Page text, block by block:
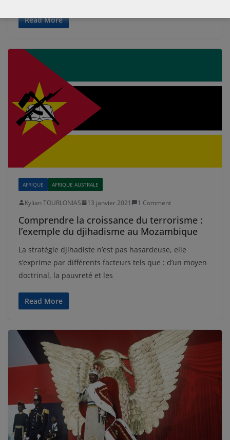
Read More
AFRIQUE AFRIQUE AUSTRALE
Kylian TOURLONIAS 13 janvier 2021 1 Comment
Comprendre la croissance du terrorisme :
l’exemple du djihadisme au Mozambique
La stratégie djihadiste n’est pas hasardeuse, elle
s’exprime par différents facteurs tels que : d’un moyen
doctrinal, la pauvreté et les
Read More